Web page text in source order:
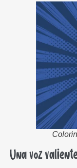
Una voz